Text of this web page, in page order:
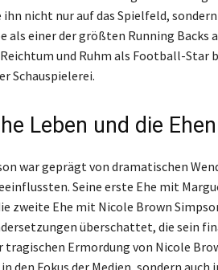
nicht nur auf das Spielfeld,
als einer der größten Running Backs
und Ruhm als Football-Star
Schauspielerei.
Leben und die Ehen
war geprägt von dramatischen
Seine erste Ehe mit
zweite Ehe mit Nicole Brown
überschattet, die sein
Ermordung von Nicole
den Fokus der Medien, sondern auch